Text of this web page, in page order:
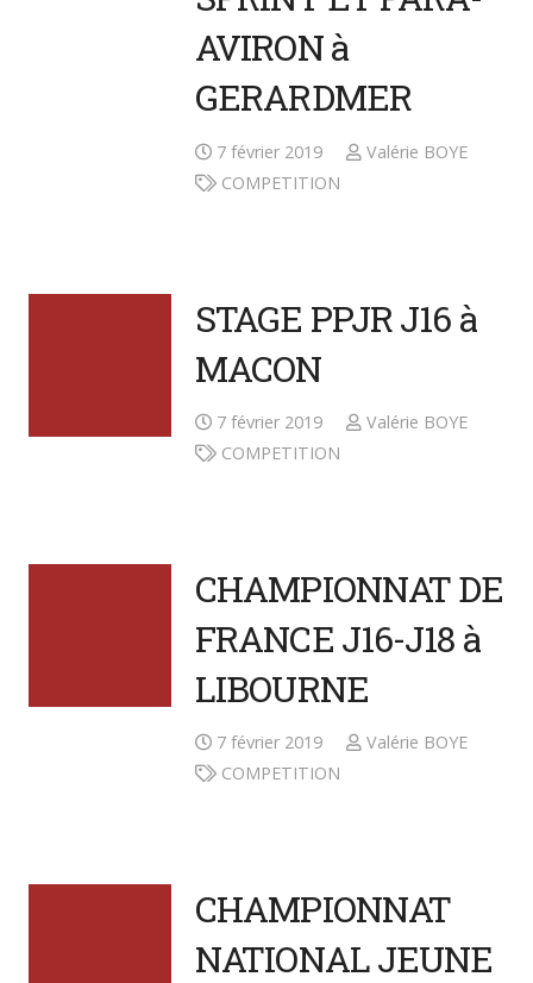
AVIRON à
GERARDMER
7 février 2019
Valérie BOYE
COMPETITION
STAGE PPJR J16 à
MACON
7 février 2019
Valérie BOYE
COMPETITION
CHAMPIONNAT DE
FRANCE J16-J18 à
LIBOURNE
7 février 2019
Valérie BOYE
COMPETITION
CHAMPIONNAT
NATIONAL JEUNE